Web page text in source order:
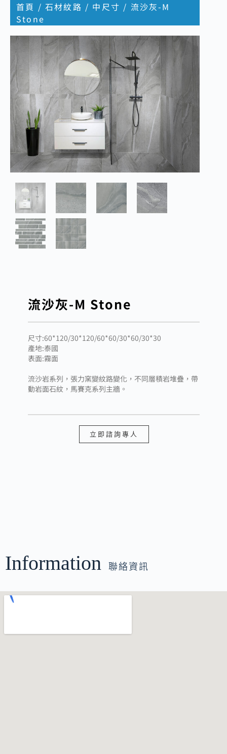
首頁 /石材紋路 / 中尺寸 / 流沙灰-M
Stone
流沙灰-M Stone
尺寸:60*120/30*120/60*60/30*60/30*30
產地:泰國
表面:霧面
流沙岩系列，張力窯變紋路變化，不同層積岩堆疊，帶
動岩面石紋，馬賽克系列主牆。
立即諮詢專人
Information 聯絡資訊